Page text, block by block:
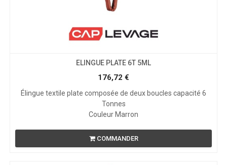
ELINGUE PLATE 6T 5ML
176,72 €
Élingue textile plate composée de deux boucles capacité 6
Tonnes
Couleur Marron
COMMANDER